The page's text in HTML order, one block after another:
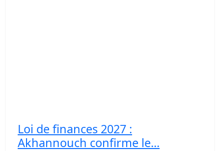
Loi de finances 2027 :
Akhannouch confirme le...